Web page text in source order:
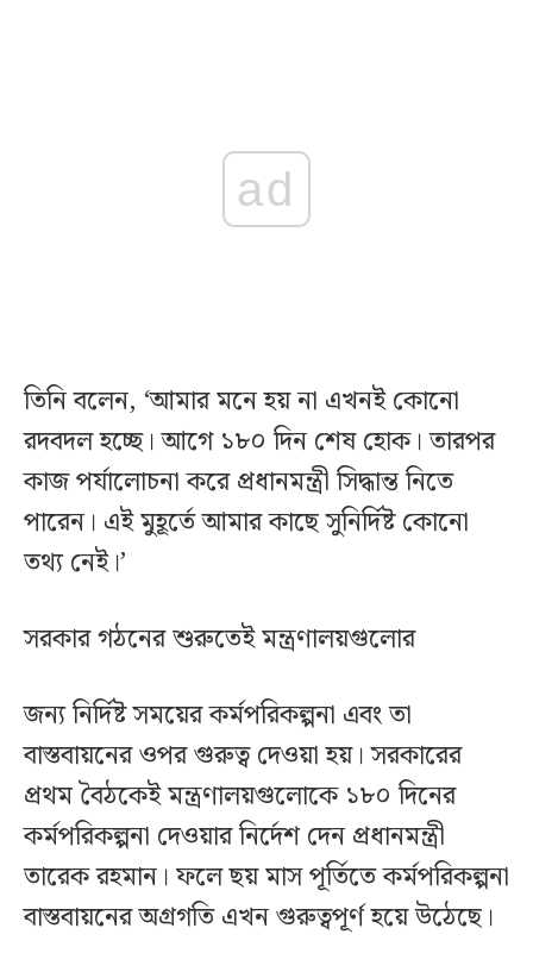
ad
তিনি বলেন, ‘আমার মনে হয় না এখনই কোনো
রদবদল হচ্ছে। আগে ১৮০ দিন শেষ হোক। তারপর
কাজ পর্যালোচনা করে প্রধানমন্ত্রী সিদ্ধান্ত নিতে
পারেন। এই মুহূর্তে আমার কাছে সুনির্দিষ্ট কোনো
তথ্য নেই।’
সরকার গঠনের শুরুতেই মন্ত্রণালয়গুলোর
জন্য নির্দিষ্ট সময়ের কর্মপরিকল্পনা এবং তা
বাস্তবায়নের ওপর গুরুত্ব দেওয়া হয়। সরকারের
প্রথম বৈঠকেই মন্ত্রণালয়গুলোকে ১৮০ দিনের
কর্মপরিকল্পনা দেওয়ার নির্দেশ দেন প্রধানমন্ত্রী
তারেক রহমান। ফলে ছয় মাস পূর্তিতে কর্মপরিকল্পনা
বাস্তবায়নের অগ্রগতি এখন গুরুত্বপূর্ণ হয়ে উঠেছে।